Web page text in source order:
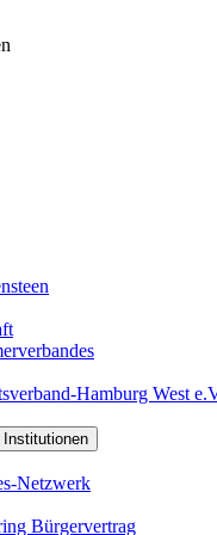
Hamburg West
Netzwerk
Bürgervertrag